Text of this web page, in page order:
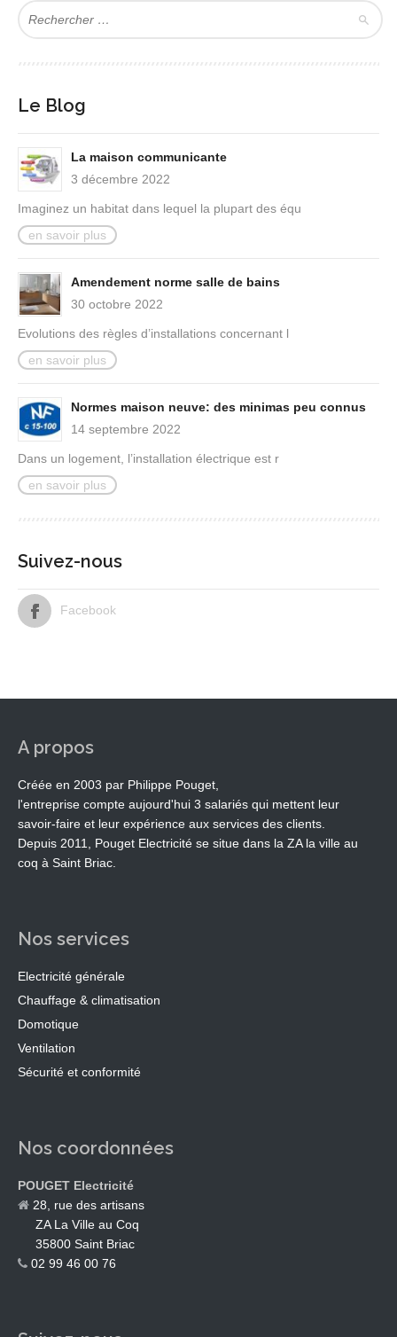
Le Blog
La maison communicante
3 décembre 2022
Imaginez un habitat dans lequel la plupart des équ
en savoir plus
Amendement norme salle de bains
30 octobre 2022
Evolutions des règles d’installations concernant l
en savoir plus
Normes maison neuve: des minimas peu connus
14 septembre 2022
Dans un logement, l’installation électrique est r
en savoir plus
Suivez-nous
Facebook
A propos
Créée en 2003 par Philippe Pouget,
l'entreprise compte aujourd'hui 3 salariés qui mettent leur
savoir-faire et leur expérience aux services des clients.
Depuis 2011, Pouget Electricité se situe dans la ZA la ville au
coq à Saint Briac.
Nos services
Electricité générale
Chauffage & climatisation
Domotique
Ventilation
Sécurité et conformité
Nos coordonnées
POUGET Electricité
28, rue des artisans
ZA La Ville au Coq
35800 Saint Briac
02 99 46 00 76